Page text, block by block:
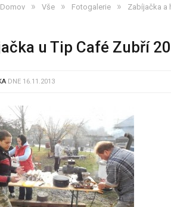
Domov » Vše » Fotogalerie » Zabíjačka a
u Tip Café Zubří
DNE 16.11.2013